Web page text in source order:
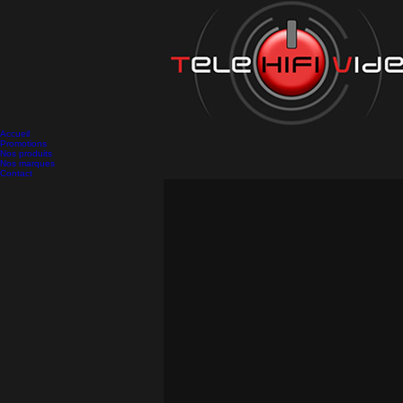
Accueil
Promotions
Nos produits
Nos marques
Contact